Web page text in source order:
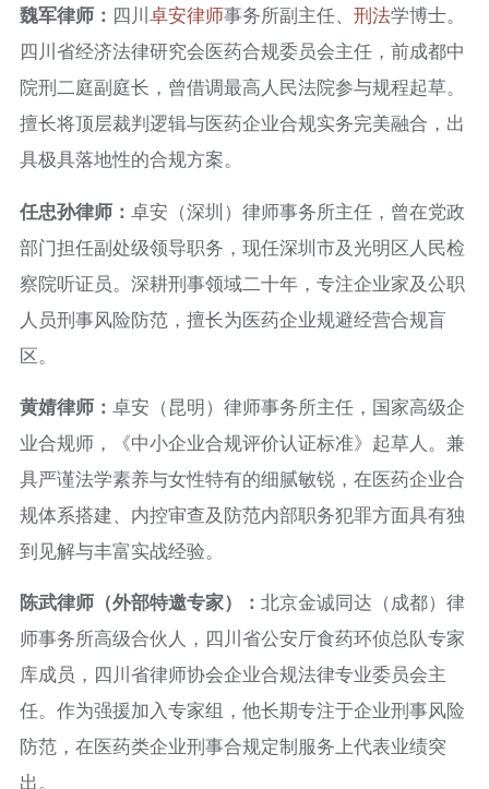
魏军律师： 四川卓安律师事务所副主任、 刑法学博士。
四川省经济法律研究会医药合规委员会主任，前成都中
院刑二庭副庭长，曾借调最高人民法院参与规程起草。
擅长将顶层裁判逻辑与医药企业合规实务完美融合，出
具极具落地性的合规方案。
任忠孙律师： 卓安（深圳）律师事务所主任，曾在党政
部门担任副处级领导职务，现任深圳市及光明区人民检
察院听证员。深耕刑事领域二十年，专注企业家及公职
人员刑事风险防范，擅长为医药企业规避经营合规盲
区。
黄婧律师： 卓安（昆明）律师事务所主任，国家高级企
业合规师，《中小企业合规评价认证标准》起草人。兼
具严谨法学素养与女性特有的细腻敏锐，在医药企业合
规体系搭建、内控审查及防范内部职务犯罪方面具有独
到见解与丰富实战经验。
陈武律师（外部特邀专家）： 北京金诚同达（成都）律
师事务所高级合伙人，四川省公安厅食药环侦总队专家
库成员，四川省律师协会企业合规法律专业委员会主
任。作为强援加入专家组，他长期专注于企业刑事风险
防范，在医药类企业刑事合规定制服务上代表业绩突
出。